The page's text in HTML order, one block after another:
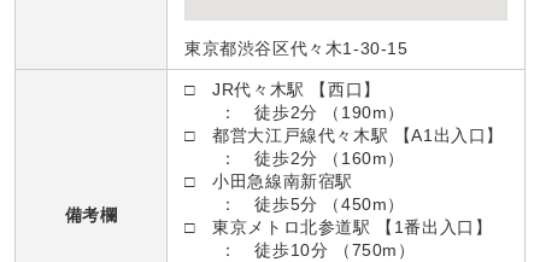
東京都渋谷区代々木1-30-15
備考欄
□ JR代々木駅 【西口】
： 徒歩2分 （190m）
□ 都営大江戸線代々木駅 【A1出入口】
： 徒歩2分 （160m）
□ 小田急線南新宿駅
： 徒歩5分 （450m）
□ 東京メトロ北参道駅 【1番出入口】
： 徒歩10分 （750m）